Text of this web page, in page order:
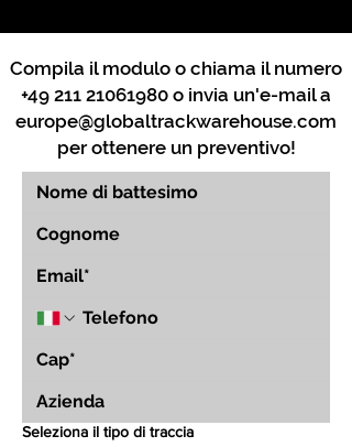
Compila il modulo o chiama il numero
+49 211 21061980 o invia un'e-mail a
europe@globaltrackwarehouse.com
per ottenere un preventivo!
Seleziona il tipo di traccia